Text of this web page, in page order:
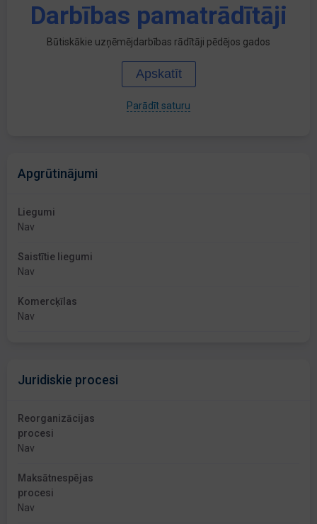
Darbības pamatrādītāji
Būtiskākie uzņēmējdarbības rādītāji pēdējos gados
Apskatīt
Parādīt saturu
Apgrūtinājumi
Liegumi
Nav
Saistītie liegumi
Nav
Komercķīlas
Nav
Juridiskie procesi
Reorganizācijas
procesi
Nav
Maksātnespējas
procesi
Nav